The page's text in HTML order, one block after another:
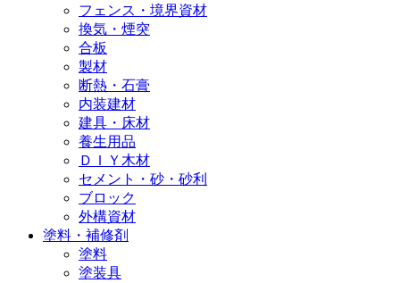
フェンス・境界資材
換気・煙突
合板
製材
断熱・石膏
内装建材
建具・床材
養生用品
ＤＩＹ木材
セメント・砂・砂利
ブロック
外構資材
塗料・補修剤
塗料
塗装具